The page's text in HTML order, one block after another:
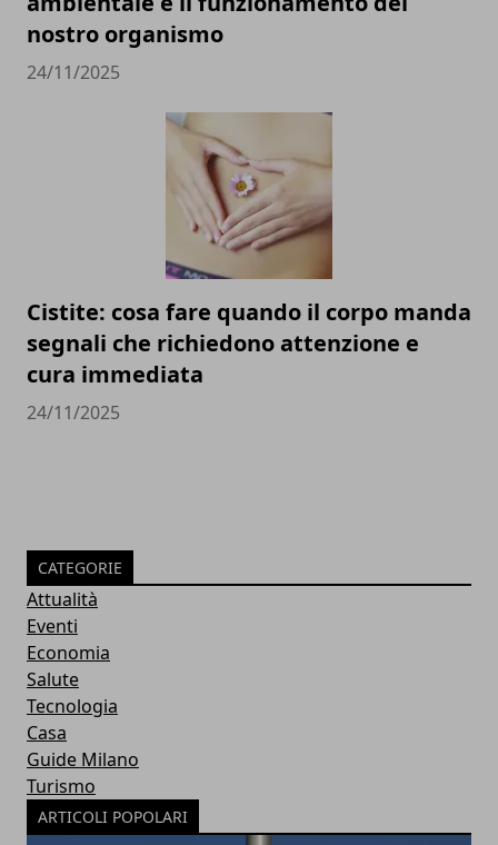
nostro organismo
24/11/2025
Cistite: cosa fare quando il corpo manda
segnali che richiedono attenzione e
cura immediata
24/11/2025
CATEGORIE
Attualità
Eventi
Economia
Salute
Tecnologia
Casa
Guide Milano
Turismo
ARTICOLI POPOLARI